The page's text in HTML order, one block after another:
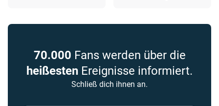
70.000 Fans werden über die
heißesten Ereignisse informiert.
Schließ dich ihnen an.